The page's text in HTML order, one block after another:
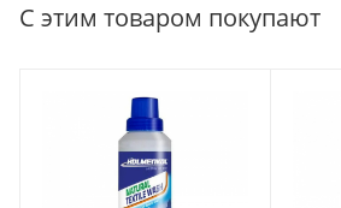
С этим товаром покупают